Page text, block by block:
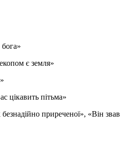
є земля»
цікавить пітьма»
приреченої», «Він звав